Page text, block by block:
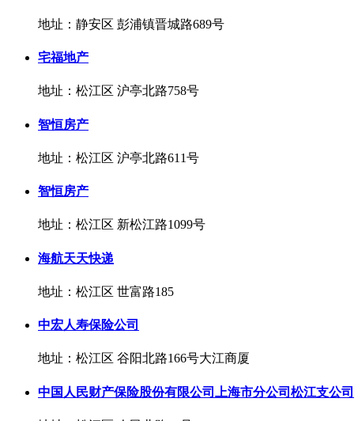
地址：静安区 彭浦镇晋城路689号
宅福地产
地址：松江区 沪亭北路758号
智恒房产
地址：松江区 沪亭北路611号
智恒房产
地址：松江区 新松江路1099号
海航天天快递
地址：松江区 世富路185
中宏人寿保险公司
地址：松江区 谷阳北路166号大江商厦
中国人民财产保险股份有限公司上海市分公司松江支公司